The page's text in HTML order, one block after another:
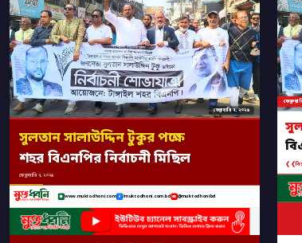
ফেব্রুয়ারি ৭, ২০২৬
সুলতান সালাউদ্দিন টুকুর পক্ষে
শহর বিএনপির নির্বাচনী মিছিল
ফেব্রুয়ারি ৭, ২০২৬
www.muktodhoni.com /muktodhoni.com.bd @muktodhonibd
❮❮